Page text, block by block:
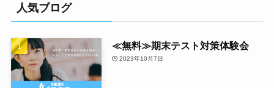
人気ブログ
≪無料≫期末テスト対策体験会
2023年10月7日